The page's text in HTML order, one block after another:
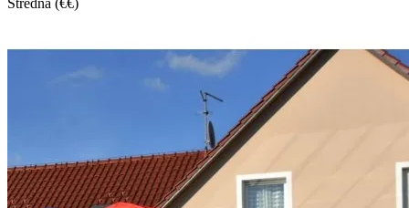
Stredná (€€)